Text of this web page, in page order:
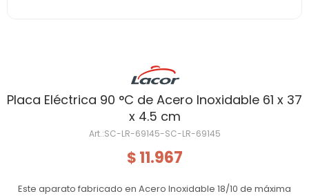
Placa Eléctrica 90 °C de Acero Inoxidable 61 x 37
x 4.5 cm
SC-LR-69145-SC-LR-69145
$ 11.967
Este aparato fabricado en Acero Inoxidable 18/10 de máxima